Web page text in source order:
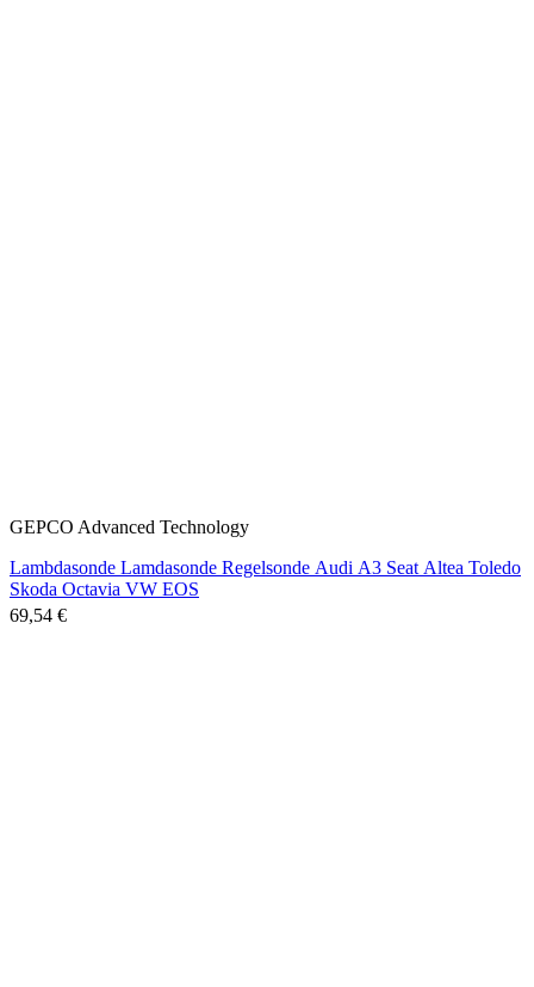
GEPCO Advanced Technology
Lambdasonde Lamdasonde Regelsonde Audi A3 Seat Altea Toledo
Skoda Octavia VW EOS
69,54 €